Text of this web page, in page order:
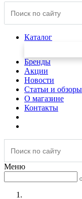
Каталог
Бренды
Акции
Новости
Статьи и обзоры
О магазине
Контакты
Меню